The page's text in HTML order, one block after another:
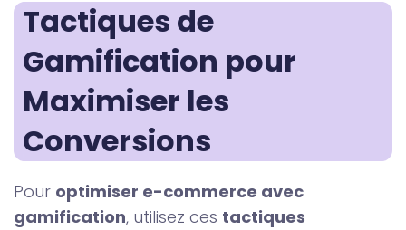
Tactiques de
Gamification pour
Maximiser les
Conversions
Pour optimiser e-commerce avec
gamification, utilisez ces tactiques